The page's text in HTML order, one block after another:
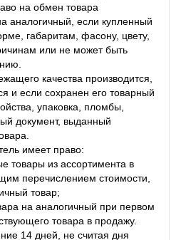
на обмен товара
аналогичный, если купленный
габаритам, фасону, цвету,
или не может быть
качества производится,
и если сохранен его товарный
упаковка, пломбы,
документ, выданный
имеет право:
товары из ассортимента в
перечислением стоимости,
товар;
на аналогичный при первом
товара в продажу.
14 дней, не считая дня